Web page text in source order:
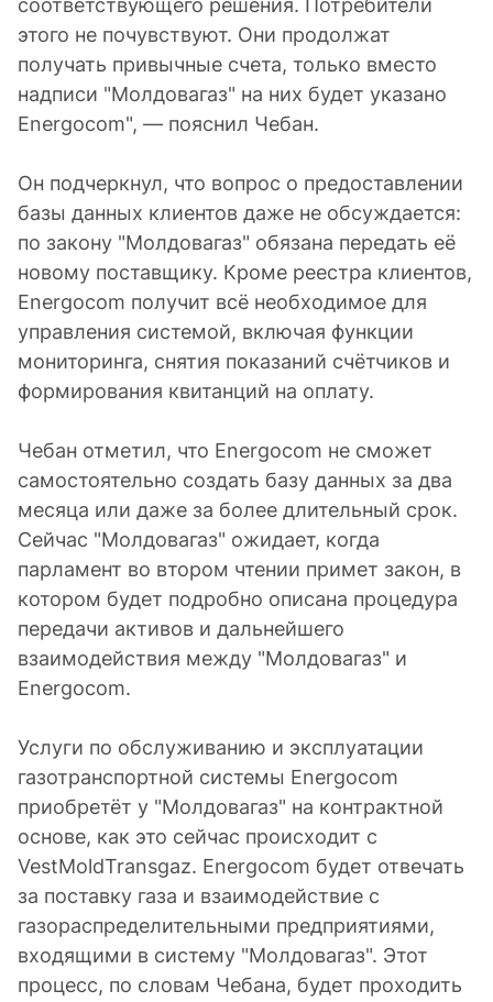
соответствующего решения. Потребители
этого не почувствуют. Они продолжат
получать привычные счета, только вместо
надписи "Молдовагаз" на них будет указано
Energocom", — пояснил Чебан.
Он подчеркнул, что вопрос о предоставлении
базы данных клиентов даже не обсуждается:
по закону "Молдовагаз" обязана передать её
новому поставщику. Кроме реестра клиентов,
Energocom получит всё необходимое для
управления системой, включая функции
мониторинга, снятия показаний счётчиков и
формирования квитанций на оплату.
Чебан отметил, что Energocom не сможет
самостоятельно создать базу данных за два
месяца или даже за более длительный срок.
Сейчас "Молдовагаз" ожидает, когда
парламент во втором чтении примет закон, в
котором будет подробно описана процедура
передачи активов и дальнейшего
взаимодействия между "Молдовагаз" и
Energocom.
Услуги по обслуживанию и эксплуатации
газотранспортной системы Energocom
приобретёт у "Молдовагаз" на контрактной
основе, как это сейчас происходит с
VestMoldTransgaz. Energocom будет отвечать
за поставку газа и взаимодействие с
газораспределительными предприятиями,
входящими в систему "Молдовагаз". Этот
процесс, по словам Чебана, будет проходить